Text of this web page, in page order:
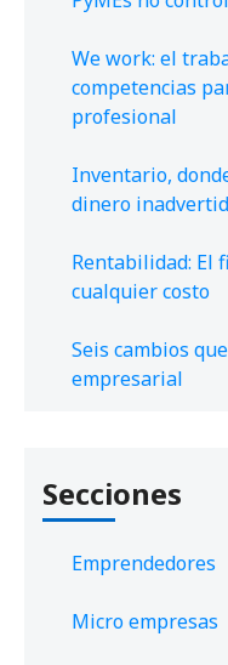
We work: el
competencias
profesional
Inventario,
dinero
Rentabilidad: El
cualquier costo
Seis cambios
empresarial
Secciones
Emprendedores
Micro empresas